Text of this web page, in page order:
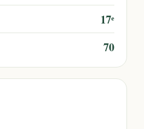
17ᵉ
70